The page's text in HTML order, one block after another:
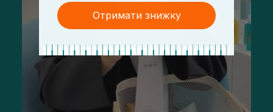
Отримати знижку